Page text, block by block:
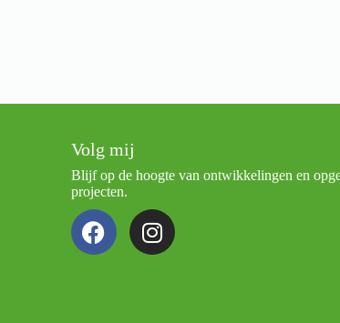
Volg mij
Blijf op de hoogte van ontwikkelingen en
projecten.